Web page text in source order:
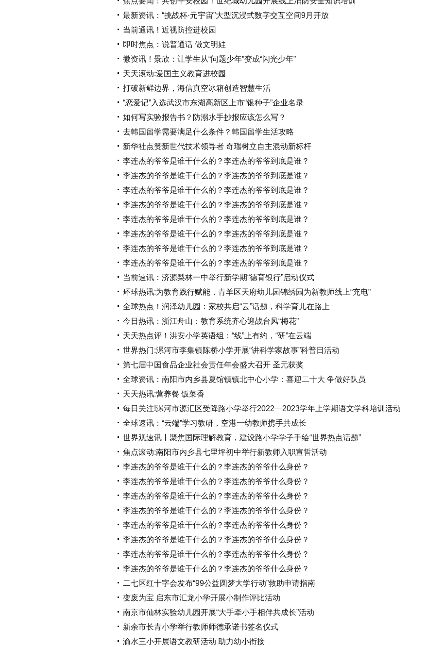
最新资讯：“挑战杯·元宇宙”大型沉浸式数字交互空间9月开放
当前通讯！近视防控进校园
即时焦点：说普通话 做文明娃
微资讯！景欣：让学生从“问题少年”变成“闪光少年”
天天滚动:爱国主义教育进校园
打破新鲜边界，海信真空冰箱创造智慧生活
“恋爱记”入选武汉市东湖高新区上市“银种子”企业名录
如何写实验报告书？防溺水手抄报应该怎么写？
去韩国留学需要满足什么条件？韩国留学生活攻略
新华社点赞新世代技术领导者 奇瑞树立自主混动新标杆
李连杰的爷爷是谁干什么的？李连杰的爷爷到底是谁？
李连杰的爷爷是谁干什么的？李连杰的爷爷到底是谁？
李连杰的爷爷是谁干什么的？李连杰的爷爷到底是谁？
李连杰的爷爷是谁干什么的？李连杰的爷爷到底是谁？
李连杰的爷爷是谁干什么的？李连杰的爷爷到底是谁？
李连杰的爷爷是谁干什么的？李连杰的爷爷到底是谁？
李连杰的爷爷是谁干什么的？李连杰的爷爷到底是谁？
李连杰的爷爷是谁干什么的？李连杰的爷爷到底是谁？
当前速讯：济源梨林一中举行新学期“德育银行”启动仪式
环球热讯:为教育践行赋能，青羊区天府幼儿园锦绣园为新教师线上“充电”
全球热点！润泽幼儿园：家校共启“云”话题，科学育儿在路上
今日热讯：浙江舟山：教育系统齐心迎战台风“梅花”
天天热点评！洪安小学英语组：“线”上有约，“研”在云端
世界热门:漯河市李集镇陈桥小学开展“讲科学家故事”科普日活动
第七届中国食品企业社会责任年会盛大召开 圣元获奖
全球资讯：南阳市内乡县夏馆镇镇北中心小学：喜迎二十大 争做好队员
天天热讯:营养餐 饭菜香
每日关注!漯河市源汇区受降路小学举行2022—2023学年上学期语文学科培训活动
全球速讯：“云端”学习教研，空港一幼教师携手共成长
世界观速讯丨聚焦国际理解教育，建设路小学学子手绘“世界热点话题”
焦点滚动:南阳市内乡县七里坪初中举行新教师入职宣誓活动
李连杰的爷爷是谁干什么的？李连杰的爷爷什么身份？
李连杰的爷爷是谁干什么的？李连杰的爷爷什么身份？
李连杰的爷爷是谁干什么的？李连杰的爷爷什么身份？
李连杰的爷爷是谁干什么的？李连杰的爷爷什么身份？
李连杰的爷爷是谁干什么的？李连杰的爷爷什么身份？
李连杰的爷爷是谁干什么的？李连杰的爷爷什么身份？
李连杰的爷爷是谁干什么的？李连杰的爷爷什么身份？
李连杰的爷爷是谁干什么的？李连杰的爷爷什么身份？
二七区红十字会发布“99公益圆梦大学行动”救助申请指南
变废为宝 启东市汇龙小学开展小制作评比活动
南京市仙林实验幼儿园开展“大手牵小手相伴共成长”活动
新余市长青小学举行教师师德承诺书签名仪式
渝水三小开展语文教研活动 助力幼小衔接